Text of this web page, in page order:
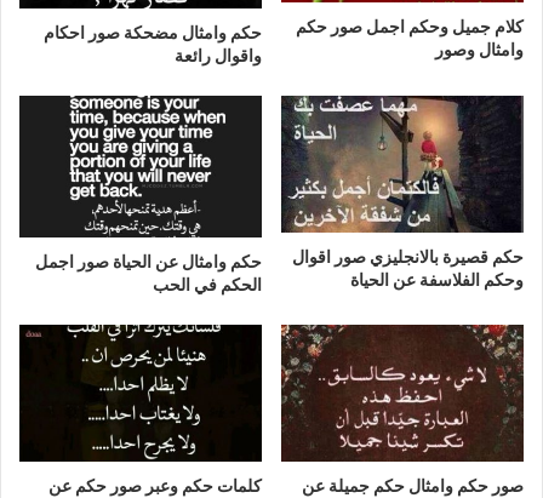
كلام جميل وحكم اجمل صور حكم
وامثال وصور
حكم وامثال مضحكة صور احكام
واقوال رائعة
حكم قصيرة بالانجليزي صور اقوال
وحكم الفلاسفة عن الحياة
حكم وامثال عن الحياة صور اجمل
الحكم في الحب
صور حكم وامثال حكم جميلة عن كلمات حكم وعبر صور حكم عن